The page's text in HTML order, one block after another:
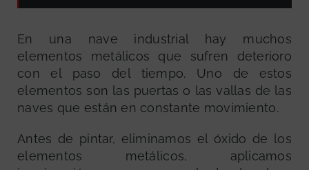
En una nave industrial hay muchos
elementos metálicos que sufren deterioro
con el paso del tiempo. Uno de estos
elementos son las puertas o las vallas de las
naves que están en constante movimiento.
Antes de pintar, eliminamos el óxido de los
elementos metálicos, aplicamos